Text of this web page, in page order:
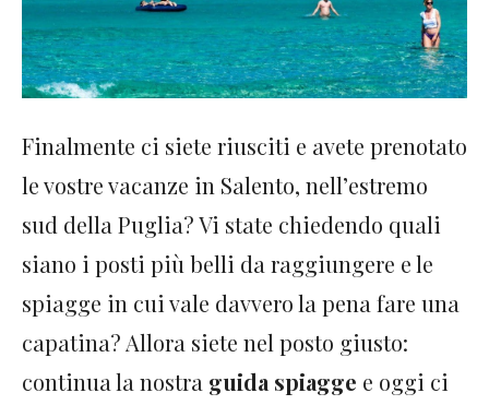
Finalmente ci siete riusciti e avete prenotato
le vostre vacanze in Salento, nell’estremo
sud della Puglia? Vi state chiedendo quali
siano i posti più belli da raggiungere e le
spiagge in cui vale davvero la pena fare una
capatina? Allora siete nel posto giusto:
continua la nostra guida spiagge e oggi ci